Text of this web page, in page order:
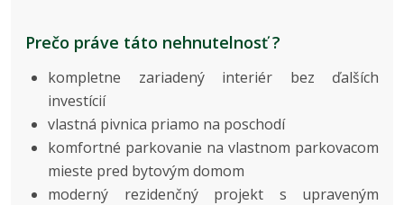
Prečo práve táto nehnutelnosť ?
kompletne zariadený interiér bez ďalších
investícií
vlastná pivnica priamo na poschodí
komfortné parkovanie na vlastnom parkovacom
mieste pred bytovým domom
moderný rezidenčný projekt s upraveným